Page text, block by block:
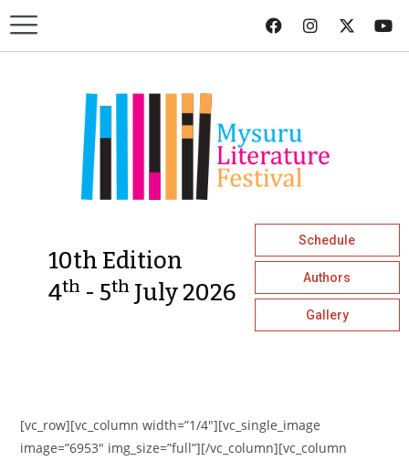
10th Edition
4th - 5th July 2026
Schedule
Authors
Gallery
[vc_row][vc_column width=”1/4″][vc_single_image
image=”6953″ img_size=”full”][/vc_column][vc_column